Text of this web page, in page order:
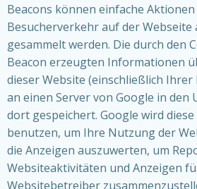
Beacons können einfache
Besucherverkehr auf der Webseite
gesammelt werden. Die durch den
Beacon erzeugten Informationen
dieser Website (einschließlich Ihrer
an einen Server von Google in den
dort gespeichert. Google wird
benutzen, um Ihre Nutzung der
die Anzeigen auszuwerten, um
Websiteaktivitäten und Anzeigen
Websitebetreiber